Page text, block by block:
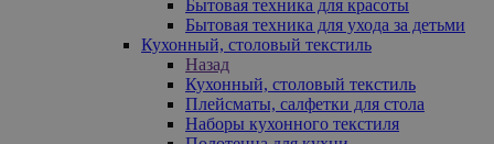
Бытовая техника для красоты
Бытовая техника для ухода за детьми
Кухонный, столовый текстиль
Назад
Кухонный, столовый текстиль
Плейсматы, салфетки для стола
Наборы кухонного текстиля